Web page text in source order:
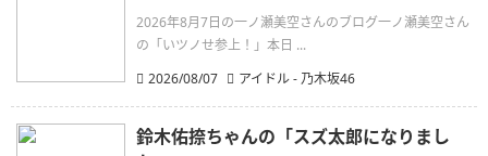
2026年8月7日の一ノ瀬美空さんのブログ一ノ瀬美空さん
の「いツノせ参上！」本日 ...
2026/08/07
アイドル - 乃木坂46
鈴木佑捺ちゃんの「スズ太郎になりまし